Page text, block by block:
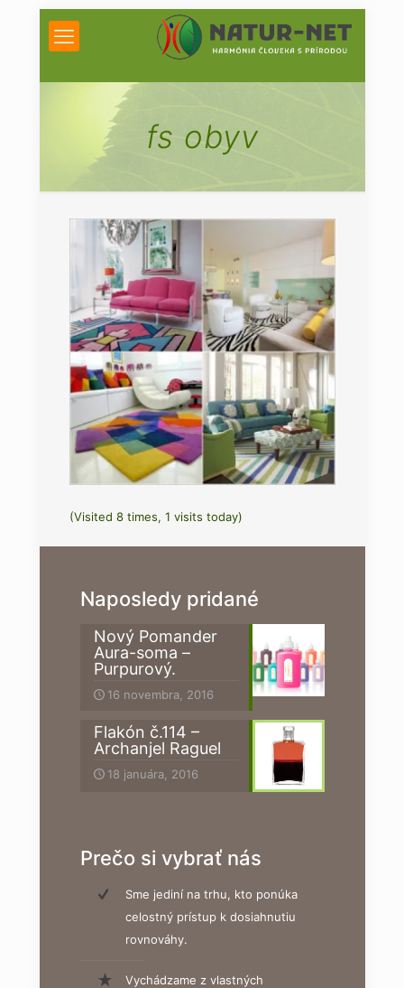
fs obyv
(Visited 8 times, 1 visits today)
Naposledy pridané
Nový Pomander
Aura-soma –
Purpurový.
16 novembra, 2016
Flakón č.114 –
Archanjel Raguel
18 januára, 2016
Prečo si vybrať nás
Sme jediní na trhu, kto ponúka
celostný prístup k dosiahnutiu
rovnováhy.
Vychádzame z vlastných